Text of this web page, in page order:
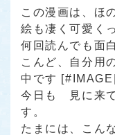
この漫画は、ほ
絵も凄く可愛く
何回読んでも面
こんど、自分用
中です
今日も 見に来
す。
たまには、こん